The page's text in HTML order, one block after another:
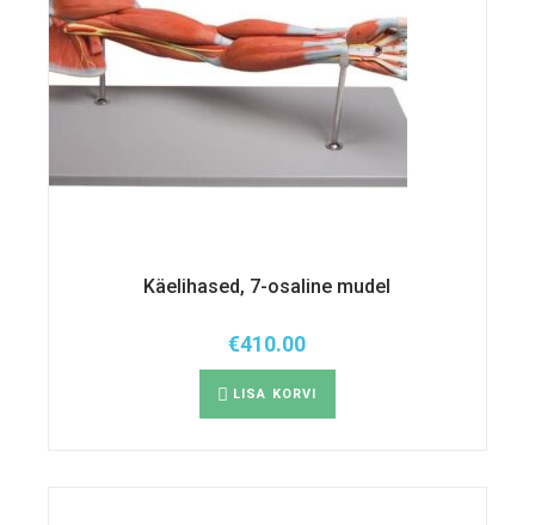
Käelihased, 7-osaline mudel
€410.00
LISA KORVI